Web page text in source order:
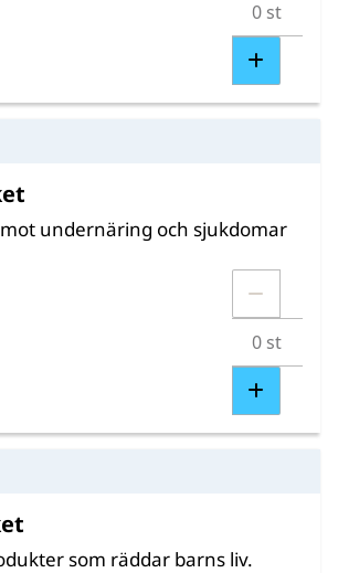
undernäring och sjukdomar
som räddar barns liv.